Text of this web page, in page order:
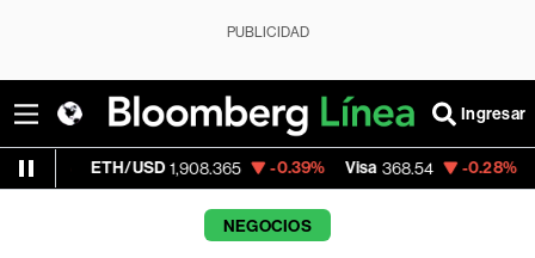
PUBLICIDAD
Ingresar
1,908.365 -0.39% Visa 368.54 -0.28%
NEGOCIOS